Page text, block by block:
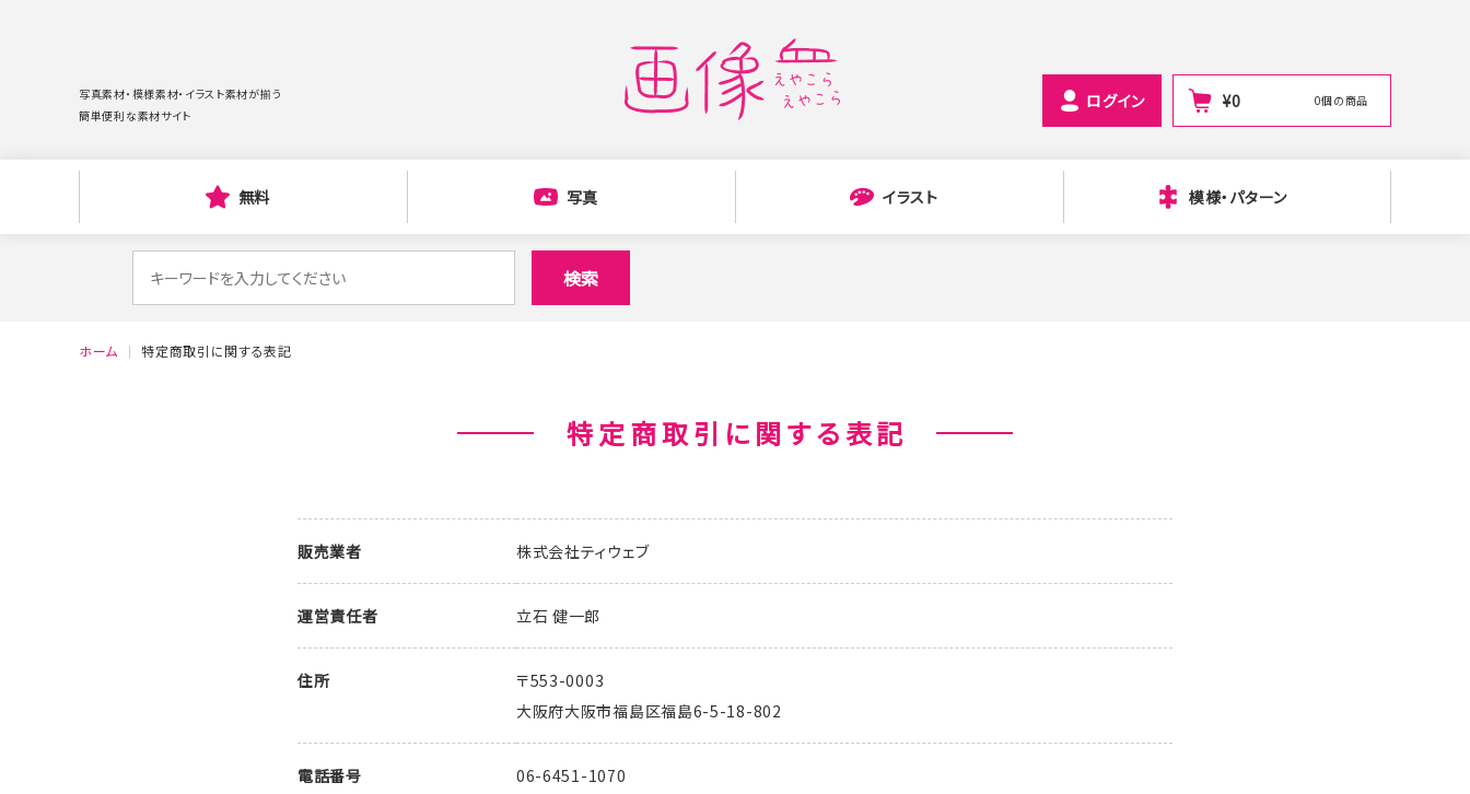
写真素材・模様素材・イラスト素材が揃う
簡単便利な素材サイト
ログイン ¥0 0個の商品
無料 写真 イラスト 模様・パターン
象:
検索
ホーム 特定商取引に関する表記
特定商取引に関する表記
販売業者 株式会社ティウェブ
運営責任者 立石 健一郎
住所
〒553-0003
大阪府大阪市福島区福島6-5-18-802
電話番号 06-6451-1070